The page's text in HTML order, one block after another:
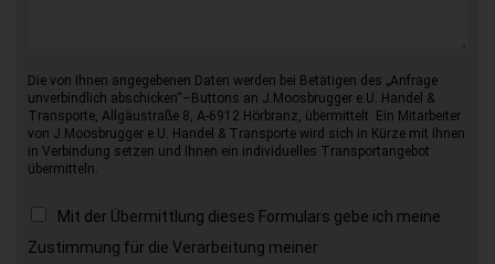
Die von Ihnen angegebenen Daten werden bei Betätigen des „Anfrage
unverbindlich abschicken“–Buttons an J.Moosbrugger e.U. Handel &
Transporte, Allgäustraße 8, A-6912 Hörbranz, übermittelt. Ein Mitarbeiter
von J.Moosbrugger e.U. Handel & Transporte wird sich in Kürze mit Ihnen
in Verbindung setzen und Ihnen ein individuelles Transportangebot
übermitteln.
Mit der Übermittlung dieses Formulars gebe ich meine
Zustimmung für die Verarbeitung meiner